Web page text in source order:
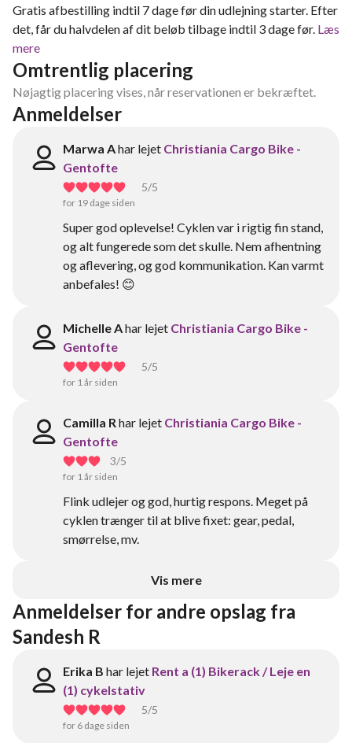
Gratis afbestilling indtil 7 dage før din udlejning starter. Efter
det, får du halvdelen af dit beløb tilbage indtil 3 dage før. Læs
mere
Omtrentlig placering
Nøjagtig placering vises, når reservationen er bekræftet.
Anmeldelser
Marwa Ahar lejet Christiania Cargo Bike -
Gentofte
5/5
for 19 dage siden
Super god oplevelse! Cyklen var i rigtig fin stand,
og alt fungerede som det skulle. Nem afhentning
og aflevering, og god kommunikation. Kan varmt
anbefales! 😊
Michelle Ahar lejet Christiania Cargo Bike -
Gentofte
5/5
for 1 år siden
Camilla Rhar lejet Christiania Cargo Bike -
Gentofte
3/5
for 1 år siden
Flink udlejer og god, hurtig respons. Meget på
cyklen trænger til at blive fixet: gear, pedal,
smørrelse, mv.
Vis mere
Anmeldelser for andre opslag fra
Sandesh R
Erika B har lejet Rent a (1) Bikerack / Leje en
(1) cykelstativ
5/5
for 6 dage siden